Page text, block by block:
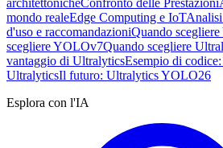
architettonicheConfronto delle Prestazioni
mondo realeEdge Computing e IoTAnalisi
d'uso e raccomandazioniQuando
scegliere YOLOv7Quando scegliere
vantaggio di UltralyticsEsempio di
UltralyticsIl futuro: Ultralytics YOLO26
Esplora con l'IA